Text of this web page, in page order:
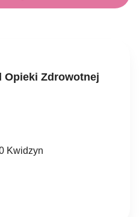
Opieki Zdrowotnej
Kwidzyn